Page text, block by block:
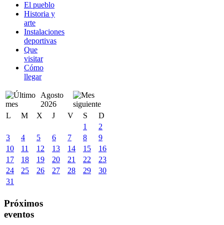
El pueblo
Historia y
arte
Instalaciones
deportivas
Que
visitar
Cómo
llegar
Agosto
2026
L
M X J V S
D
1
2
3
4 5 6 7 8
9
10
11 12 13 14 15
16
17
18 19 20 21 22
23
24
25 26 27 28 29
30
31
Próximos
eventos